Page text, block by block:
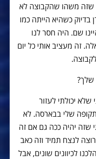
שזה משהו שהקבוצה לא
בדיוק כשהיא הייתה כמו
שם. היה חסר לנו
זה מעציב אותי כל יום
שלך?
שלא יכולתי לעזור
שלי בבארסה. לא
שזה יהיה ככה גם אם זה
רוצה לנצח תמיד וזה כאב
לכיוונים שונים, אבל